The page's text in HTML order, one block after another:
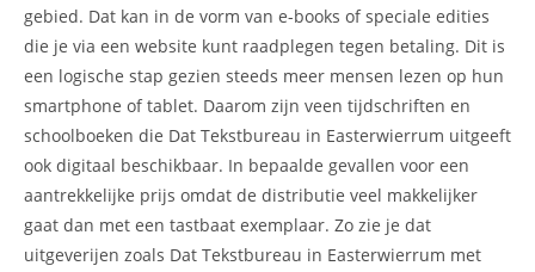
gebied. Dat kan in de vorm van e-books of speciale edities
die je via een website kunt raadplegen tegen betaling. Dit is
een logische stap gezien steeds meer mensen lezen op hun
smartphone of tablet. Daarom zijn veen tijdschriften en
schoolboeken die Dat Tekstbureau in Easterwierrum uitgeeft
ook digitaal beschikbaar. In bepaalde gevallen voor een
aantrekkelijke prijs omdat de distributie veel makkelijker
gaat dan met een tastbaat exemplaar. Zo zie je dat
uitgeverijen zoals Dat Tekstbureau in Easterwierrum met